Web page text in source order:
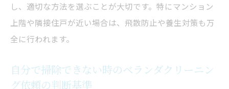
ベランダクリーニング業者選びの比較ポイ
ント表
口コミや評判で見るベランダクリーニング
マンション向けベランダクリーニングのチ
し、適切な方法を選ぶことが大切です。特にマンション
上階や隣接住戸が近い場合は、飛散防止や養生対策も万
全に行われます。
自分で掃除できない時のベランダクリーニン
グ依頼の判断基準